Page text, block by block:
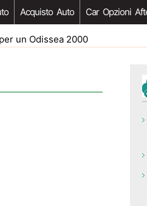
Acquisto Auto Car Opzioni
un Odissea 2000